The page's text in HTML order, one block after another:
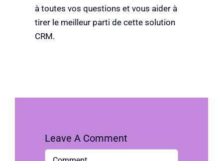
à toutes vos questions et vous aider à
tirer le meilleur parti de cette solution
CRM.
Leave A Comment
Comment